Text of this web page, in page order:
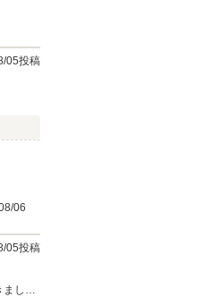
05投稿
06
05投稿
し